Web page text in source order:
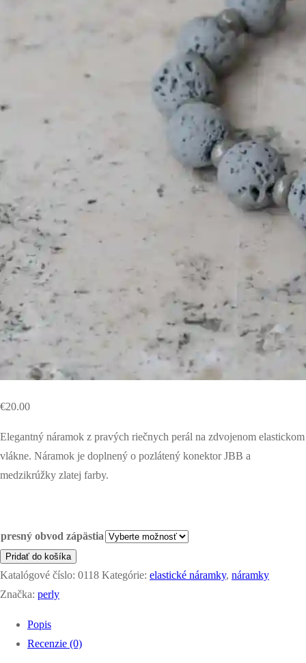
€20.00
Elegantný náramok z pravých riečnych perál na zdvojenom elastickom
vlákne. Náramok je doplnený o pozlátený konektor JBB a
medzikrúžky zlatej farby.
presný obvod zápästia
množstvo
náramok
z
Pridať do košíka
Katalógové číslo: 0118 Kategórie: elastické náramky, náramky
Značka: perly
Popis
Recenzie (0)